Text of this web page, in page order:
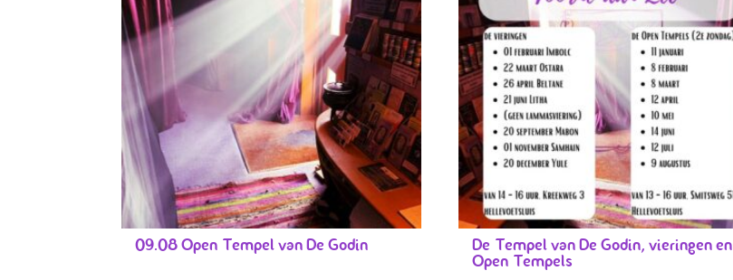
09.08 Open Tempel van De Godin
De Tempel van De Godin, vieringen en
Open Tempels